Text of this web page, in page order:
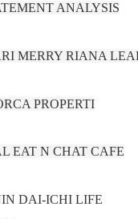
ANALYSIS
MERRY RIANA
PROPERTI
EAT N CHAT CAFE
DAI-ICHI LIFE